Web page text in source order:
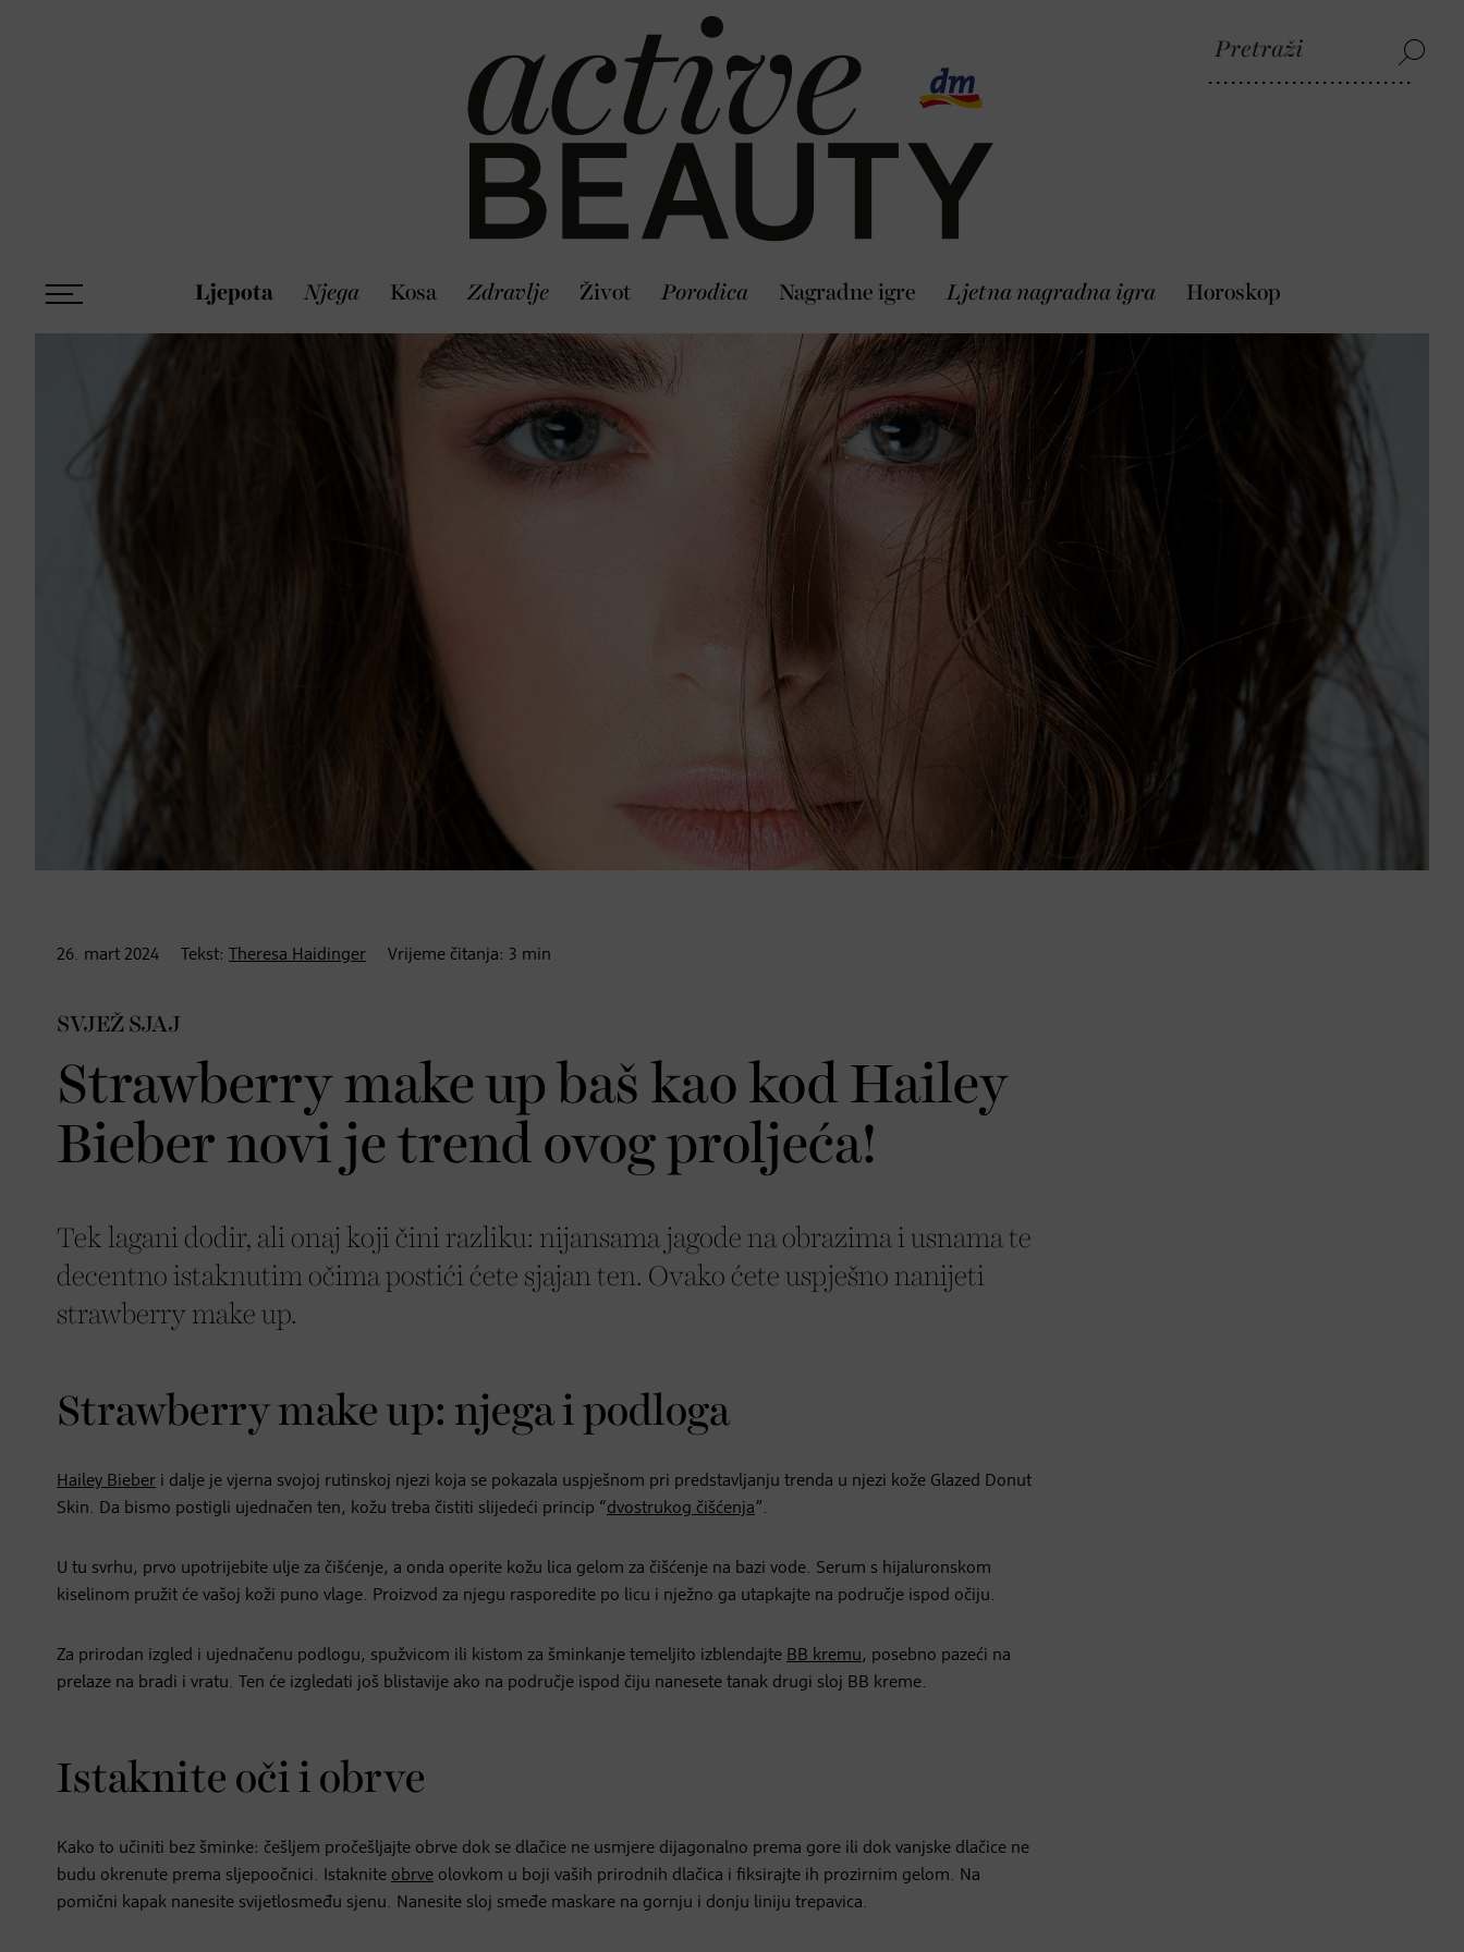
Ljepota Njega Kosa Zdravlje Život Porodica Nagradne igre Ljetna nagradna igra Horoskop
26. mart 2024 Tekst: Theresa Haidinger Vrijeme čitanja: 3 min
SVJEŽ SJAJ
Strawberry make up baš kao kod Hailey
Bieber novi je trend ovog proljeća!
Tek lagani dodir, ali onaj koji čini razliku: nijansama jagode na obrazima i usnama te
decentno istaknutim očima postići ćete sjajan ten. Ovako ćete uspješno nanijeti
strawberry make up.
Strawberry make up: njega i podloga
Hailey Bieber i dalje je vjerna svojoj rutinskoj njezi koja se pokazala uspješnom pri predstavljanju trenda u njezi kože Glazed Donut
Skin. Da bismo postigli ujednačen ten, kožu treba čistiti slijedeći princip “dvostrukog čišćenja”.
U tu svrhu, prvo upotrijebite ulje za čišćenje, a onda operite kožu lica gelom za čišćenje na bazi vode. Serum s hijaluronskom
kiselinom pružit će vašoj koži puno vlage. Proizvod za njegu rasporedite po licu i nježno ga utapkajte na područje ispod očiju.
Za prirodan izgled i ujednačenu podlogu, spužvicom ili kistom za šminkanje temeljito izblendajte BB kremu, posebno pazeći na
prelaze na bradi i vratu. Ten će izgledati još blistavije ako na područje ispod čiju nanesete tanak drugi sloj BB kreme.
Istaknite oči i obrve
Kako to učiniti bez šminke: češljem pročešljajte obrve dok se dlačice ne usmjere dijagonalno prema gore ili dok vanjske dlačice ne
budu okrenute prema sljepoočnici. Istaknite obrve olovkom u boji vaših prirodnih dlačica i fiksirajte ih prozirnim gelom. Na
pomični kapak nanesite svijetlosmeđu sjenu. Nanesite sloj smeđe maskare na gornju i donju liniju trepavica.